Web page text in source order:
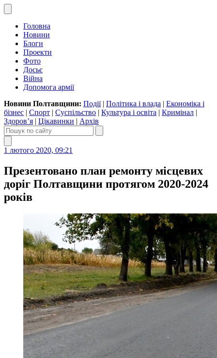
Головна
Новини
Блоги
Проекти
Фото
Досьє
Війна
Допомога армії
Новини Полтавщини: Події| Політика і влада | Економіка і
бізнес | Спорт | Суспільство | Культура і освіта | Кримінал |
Здоров’я | Цікавинки | Архів
1 лютого 2020, 09:21
Презентовано план ремонту місцевих
доріг Полтавщини протягом 2020-2024
років